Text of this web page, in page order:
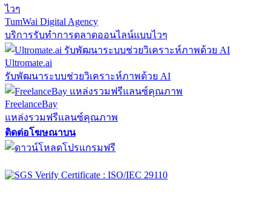
TumWai Digital Agency
บริการรับทำการตลาดออนไลน์แบบไวๆ
Ultromate.ai
รับพัฒนาระบบช่วยวิเคราะห์ภาพด้วย AI
FreelanceBay
แหล่งรวมฟรีแลนซ์คุณภาพ
ติดต่อโฆษณาบน